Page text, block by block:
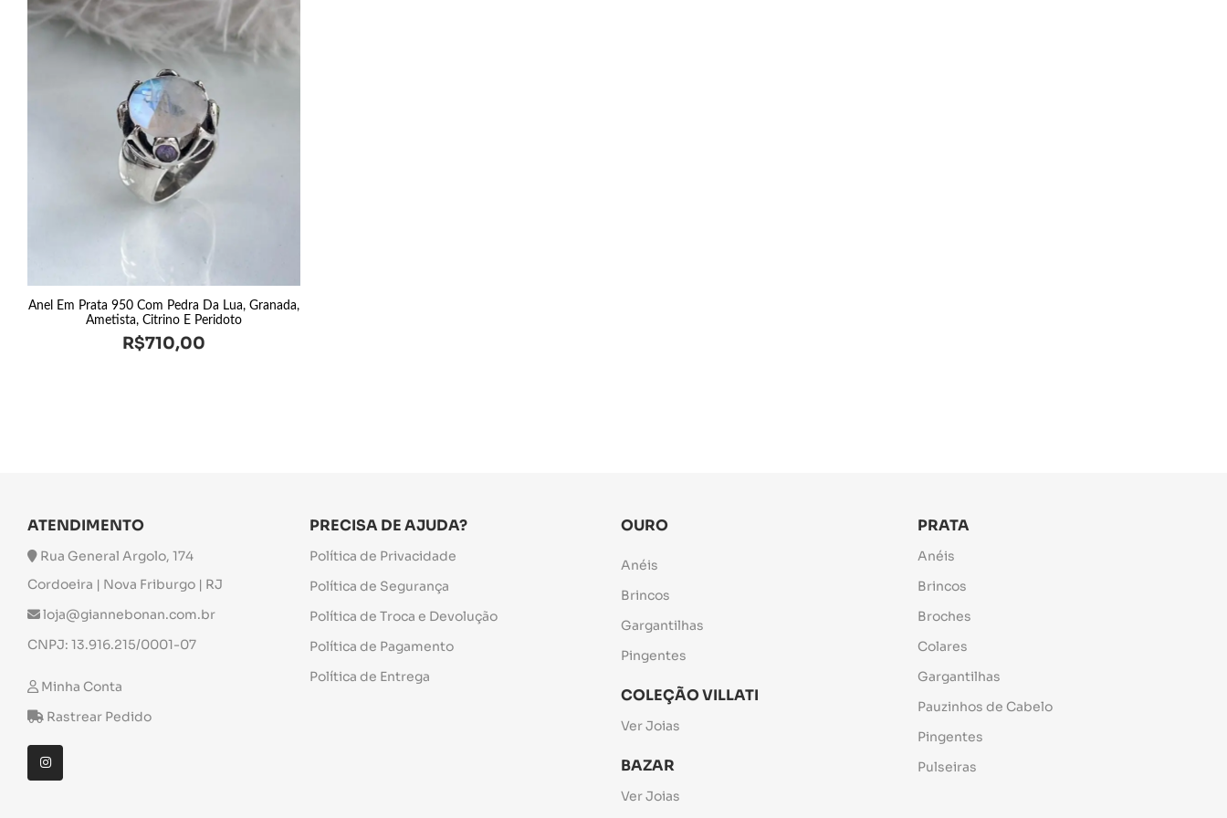
Anel Em Prata 950 Com Pedra Da Lua, Granada,
Ametista, Citrino E Peridoto
R$710,00
ATENDIMENTO
Rua General Argolo, 174
Cordoeira | Nova Friburgo | RJ
loja@giannebonan.com.br
CNPJ: 13.916.215/0001-07
Minha Conta
Rastrear Pedido
PRECISA DE AJUDA?
Política de Privacidade
Política de Segurança
Política de Troca e Devolução
Política de Pagamento
Política de Entrega
OURO
Anéis
Brincos
Gargantilhas
Pingentes
COLEÇÃO VILLATI
Ver Joias
BAZAR
Ver Joias
PRATA
Anéis
Brincos
Broches
Colares
Gargantilhas
Pauzinhos de Cabelo
Pingentes
Pulseiras